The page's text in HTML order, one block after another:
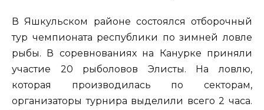
В Яшкульском районе состоялся отборочный
тур чемпионата республики по зимней ловле
рыбы. В соревнованиях на Канурке приняли
участие 20 рыболовов Элисты. На ловлю,
которая производилась по секторам,
организаторы турнира выделили всего 2 часа.